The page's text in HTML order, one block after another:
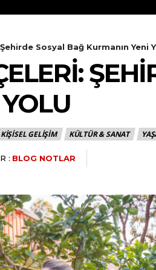
Sosyal Bağ Kurmanın Yeni
KIŞISEL GELIŞIM KÜLTÜR & SANAT
: BLOG NOTLAR